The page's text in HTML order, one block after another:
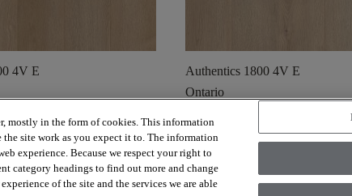
4V E
staal visibility Snelle weergave
Authentics 1800 4V E
Ontario
shopping_cart Bestel een staalvisibilitySnelle
Weergeven 16 van de 30 resultaten
mostly in the form of cookies. This information
site work as you expect it to. The information
experience. Because we respect your right to
category headings to find out more and change
of the site and the services we are able